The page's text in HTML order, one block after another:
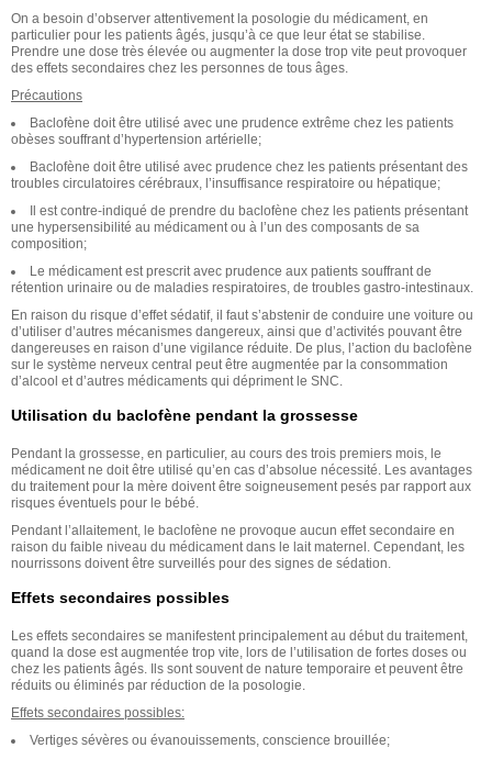
On a besoin d’observer attentivement la posologie du médicament, en
particulier pour les patients âgés, jusqu’à ce que leur état se stabilise.
Prendre une dose très élevée ou augmenter la dose trop vite peut provoquer
des effets secondaires chez les personnes de tous âges.
Précautions
Baclofène doit être utilisé avec une prudence extrême chez les patients
obèses souffrant d’hypertension artérielle;
Baclofène doit être utilisé avec prudence chez les patients présentant des
troubles circulatoires cérébraux, l’insuffisance respiratoire ou hépatique;
Il est contre-indiqué de prendre du baclofène chez les patients présentant
une hypersensibilité au médicament ou à l’un des composants de sa
composition;
Le médicament est prescrit avec prudence aux patients souffrant de
rétention urinaire ou de maladies respiratoires, de troubles gastro-intestinaux.
En raison du risque d’effet sédatif, il faut s’abstenir de conduire une voiture ou
d’utiliser d’autres mécanismes dangereux, ainsi que d’activités pouvant être
dangereuses en raison d’une vigilance réduite. De plus, l’action du baclofène
sur le système nerveux central peut être augmentée par la consommation
d’alcool et d’autres médicaments qui dépriment le SNC.
Utilisation du baclofène pendant la grossesse
Pendant la grossesse, en particulier, au cours des trois premiers mois, le
médicament ne doit être utilisé qu’en cas d’absolue nécessité. Les avantages
du traitement pour la mère doivent être soigneusement pesés par rapport aux
risques éventuels pour le bébé.
Pendant l’allaitement, le baclofène ne provoque aucun effet secondaire en
raison du faible niveau du médicament dans le lait maternel. Cependant, les
nourrissons doivent être surveillés pour des signes de sédation.
Effets secondaires possibles
Les effets secondaires se manifestent principalement au début du traitement,
quand la dose est augmentée trop vite, lors de l’utilisation de fortes doses ou
chez les patients âgés. Ils sont souvent de nature temporaire et peuvent être
réduits ou éliminés par réduction de la posologie.
Effets secondaires possibles:
Vertiges sévères ou évanouissements, conscience brouillée;